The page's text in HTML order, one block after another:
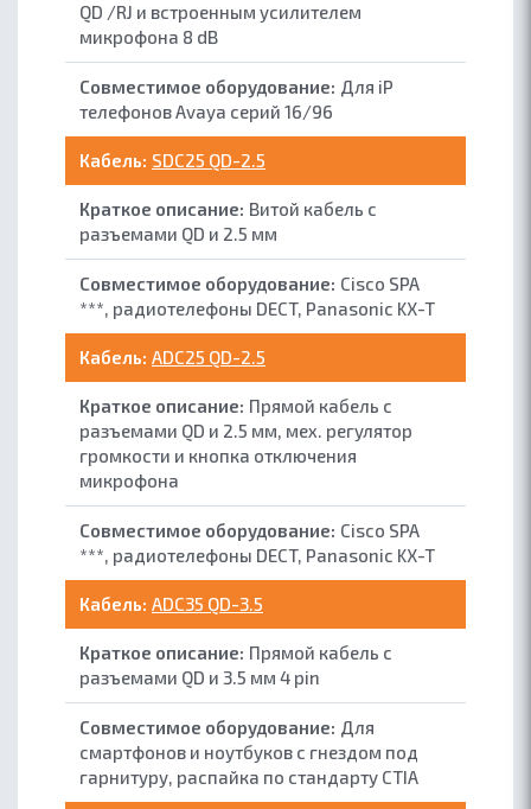
ПАРТНЕРАМ
QD /RJ и встроенным усилителем
микрофона 8 dB
Для iP
телефонов Avaya серий 16/96
SDC25 QD-2.5
Витой кабель с
разъемами QD и 2.5 мм
Сisco SPA
***, радиотелефоны DECT, Panasonic KX-T
ADC25 QD-2.5
Прямой кабель с
разъемами QD и 2.5 мм, мех. регулятор
громкости и кнопка отключения
микрофона
Сisco SPA
***, радиотелефоны DECT, Panasonic KX-T
ADC35 QD-3.5
Прямой кабель с
разъемами QD и 3.5 мм 4 pin
Для
смартфонов и ноутбуков с гнездом под
гарнитуру, распайка по стандарту CTIA